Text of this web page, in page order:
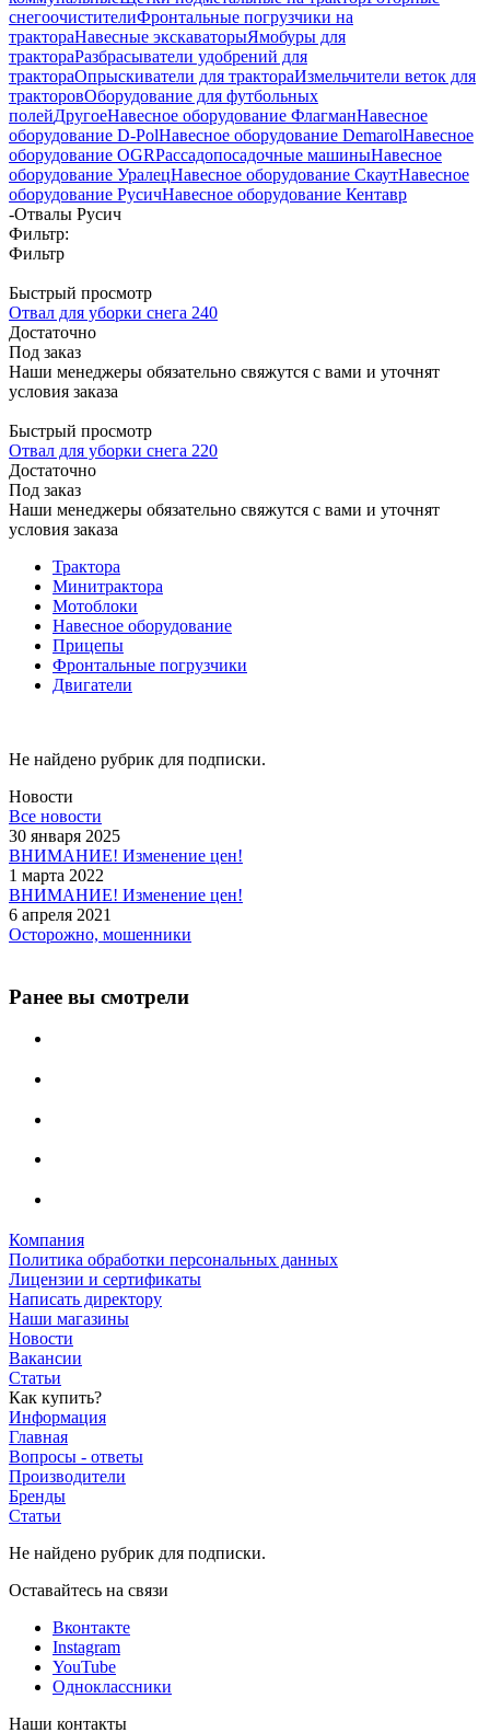
снегоочистителиФронтальные погрузчики на
трактораНавесные экскаваторыЯмобуры для
трактораРазбрасыватели удобрений для
трактораОпрыскиватели для трактораИзмельчители веток для
тракторовОборудование для футбольных
полейДругоеНавесное оборудование ФлагманНавесное
оборудование D-PolНавесное оборудование DemarolНавесное
оборудование OGRРассадопосадочные машиныНавесное
оборудование УралецНавесное оборудование СкаутНавесное
оборудование РусичНавесное оборудование Кентавр
-Отвалы Русич
Фильтр:
Фильтр
Быстрый просмотр
Отвал для уборки снега 240
Достаточно
Под заказ
Наши менеджеры обязательно свяжутся с вами и уточнят
условия заказа
Быстрый просмотр
Отвал для уборки снега 220
Достаточно
Под заказ
Наши менеджеры обязательно свяжутся с вами и уточнят
условия заказа
Трактора
Минитрактора
Мотоблоки
Навесное оборудование
Прицепы
Фронтальные погрузчики
Двигатели
Не найдено рубрик для подписки.
Новости
Все новости
30 января 2025
ВНИМАНИЕ! Изменение цен!
1 марта 2022
ВНИМАНИЕ! Изменение цен!
6 апреля 2021
Осторожно, мошенники
Ранее вы смотрели
Компания
Политика обработки персональных данных
Лицензии и сертификаты
Написать директору
Наши магазины
Новости
Вакансии
Статьи
Как купить?
Информация
Главная
Вопросы - ответы
Производители
Бренды
Статьи
Не найдено рубрик для подписки.
Оставайтесь на связи
Вконтакте
Instagram
YouTube
Одноклассники
Наши контакты